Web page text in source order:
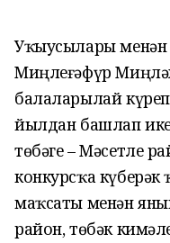
Уҡыусылары менән
Миңлеғәфүр
балаларылай
йылдан башлап
төбәге – Мәсетле
конкурсҡа
маҡсаты менән
район, төбәк